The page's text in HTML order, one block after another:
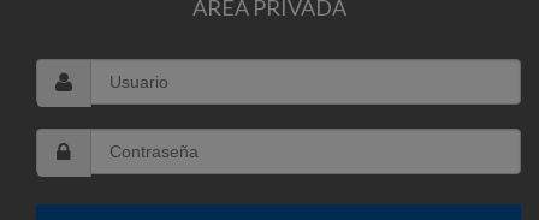
ÁREA PRIVADA